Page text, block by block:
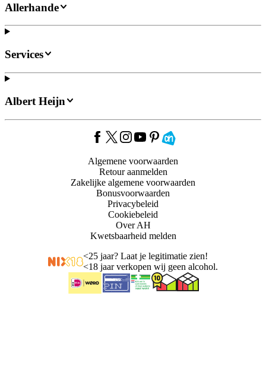
Allerhande
Services
Albert Heijn
Algemene voorwaarden
Retour aanmelden
Zakelijke algemene voorwaarden
Bonusvoorwaarden
Privacybeleid
Cookiebeleid
Over AH
Kwetsbaarheid melden
<25 jaar? Laat je legitimatie zien!
<18 jaar verkopen wij geen alcohol.